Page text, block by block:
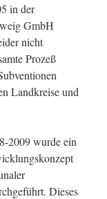
in der
GmbH
nicht
Prozeß
Landkreise und
2009 wurde ein
Dieses